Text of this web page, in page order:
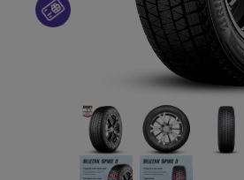
Кокшетау
Кызылорда